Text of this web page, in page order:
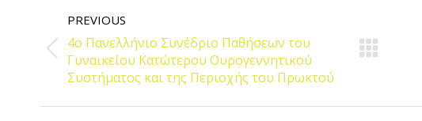
NAVIGATION
PREVIOUS
Previous
post:
4ο Πανελλήνιο Συνέδριο Παθήσεων του
Γυναικείου Κατώτερου Ουρογεννητικού
Συστήματος και της Περιοχής του Πρωκτού